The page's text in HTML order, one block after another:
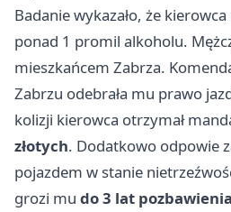
Badanie wykazało, że
ponad 1 promil alkoholu.
mieszkańcem Zabrza.
Zabrzu odebrała mu prawo
kolizji kierowca otrzymał
złotych. Dodatkowo odpowie
pojazdem w stanie
grozi mu do 3 lat